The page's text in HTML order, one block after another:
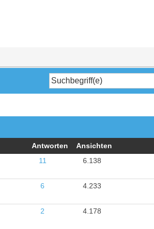
Antworten Ansichten
11 6.138
6 4.233
2 4.178